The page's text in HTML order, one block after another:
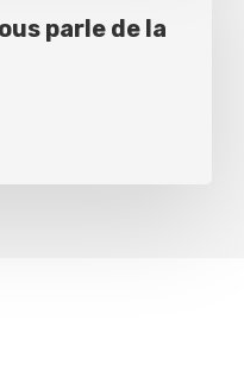
parle de la